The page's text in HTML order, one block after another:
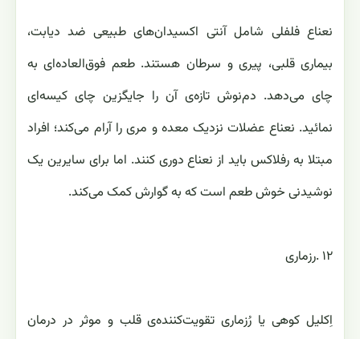
نعناع فلفلی شامل آنتی اکسیدان‌های طبیعی‎ ‎ضد دیابت‎‎،
بیماری ‏قلبی، پیری و‎ ‎سرطان‎ ‎هستند. طعم فوق‌العاده‌ای به
چای می‌دهد. دم‌نوش تازه‌ی آن را جایگزین چای کیسه‌ای
‏نمائید. نعناع عضلات نزدیک معده و مری را آرام می‌کند؛ افراد
مبتلا به رفلاکس باید از نعناع دوری کنند. اما برای سایرین یک
‏نوشیدنی خوش طعم است که به گوارش کمک می‌کند‎.
اِکلیل کوهی یا رُزماری تقویت‌کننده‌ی قلب و موثر در درمان